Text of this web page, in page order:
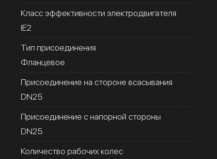
Класс эффективности электродвигателя
IE2
Тип присоединения
Фланцевое
Присоединение на стороне всасывания
DN25
Присоединение с напорной стороны
DN25
Количество рабочих колес